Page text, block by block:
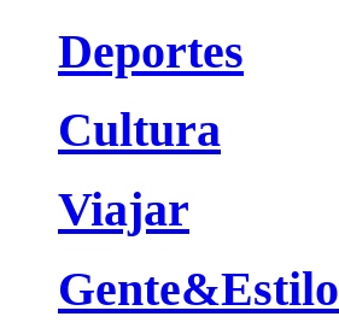
Deportes
Cultura
Viajar
Gente&Estilo